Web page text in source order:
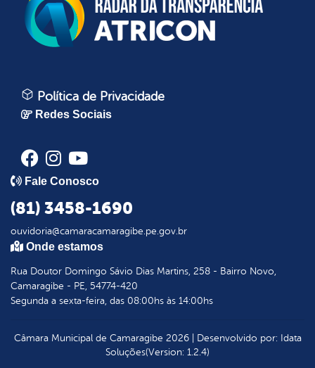
Política de Privacidade
Redes Sociais
Fale Conosco
(81) 3458-1690
ouvidoria@camaracamaragibe.pe.gov.br
Onde estamos
Rua Doutor Domingo Sávio Dias Martins, 258 - Bairro Novo,
Camaragibe - PE, 54774-420
Segunda a sexta-feira, das 08:00hs às 14:00hs
Câmara Municipal de Camaragibe 2026| Desenvolvido por: Idata
Soluções(Version: 1.2.4)